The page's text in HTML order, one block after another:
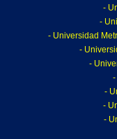
-
-
- Universidad
-
-
-
-
-
-